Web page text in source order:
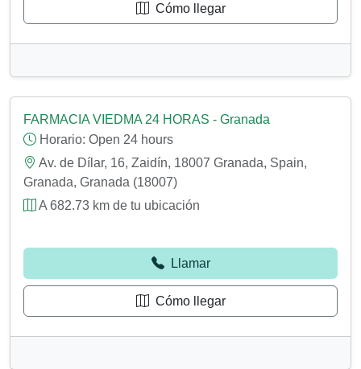
Cómo llegar
FARMACIA VIEDMA 24 HORAS - Granada
Horario: Open 24 hours
Av. de Dílar, 16, Zaidín, 18007 Granada, Spain,
Granada, Granada (18007)
A 682.73 km de tu ubicación
Llamar
Cómo llegar